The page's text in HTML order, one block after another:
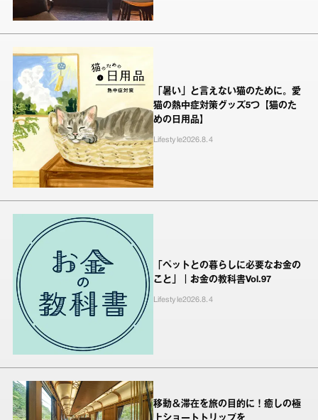
「暑い」と言えない猫のために。愛
猫の熱中症対策グッズ5つ【猫のた
めの日用品】
Lifestyle2026.8.4
「ペットとの暮らしに必要なお金の
こと」｜お金の教科書Vol.97
Lifestyle2026.8.4
移動＆滞在を旅の目的に！癒しの極